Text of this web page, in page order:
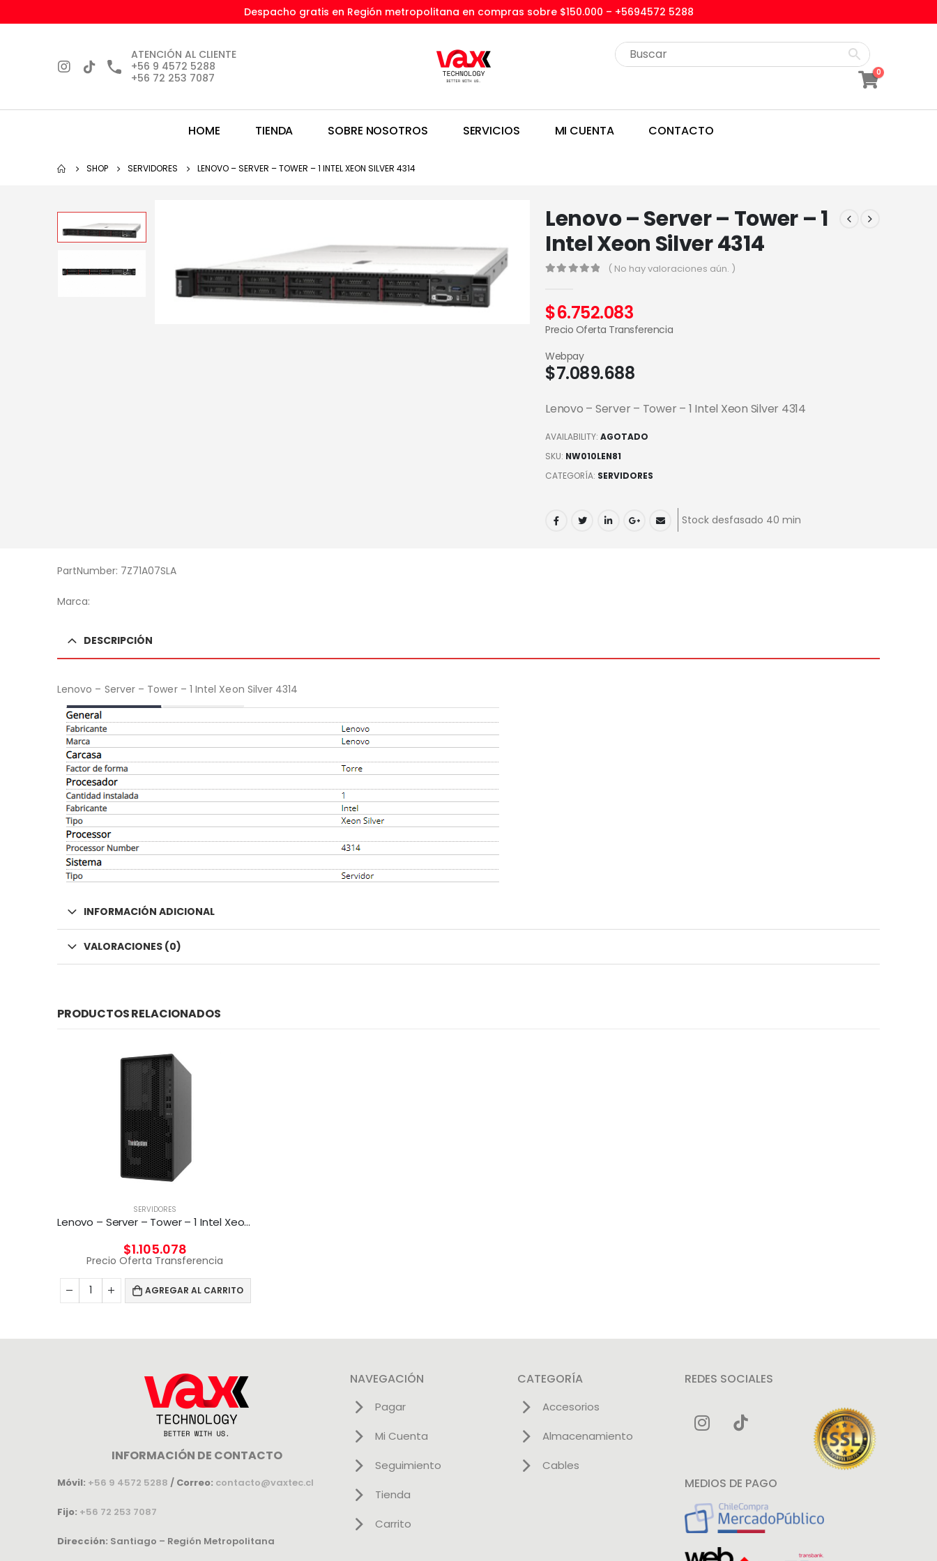
Despacho gratis en Región metropolitana en compras sobre $150.000 – +5694572 5288
ATENCIÓN AL CLIENTE
+56 9 4572 5288
+56 72 253 7087
0
HOME TIENDA SOBRE NOSOTROS SERVICIOS MI CUENTA CONTACTO
SHOP SERVIDORES LENOVO – SERVER – TOWER – 1 INTEL XEON SILVER 4314
Lenovo – Server – Tower – 1
Intel Xeon Silver 4314
( No hay valoraciones aún. )
$6.752.083
Precio Oferta Transferencia
$7.089.688
Webpay
Lenovo – Server – Tower – 1 Intel Xeon Silver 4314
AVAILABILITY: AGOTADO
SKU: NW010LEN81
CATEGORÍA: SERVIDORES
Stock desfasado 40 min
PartNumber: 7Z71A07SLA
Marca:
DESCRIPCIÓN
Lenovo – Server – Tower – 1 Intel Xeon Silver 4314
INFORMACIÓN ADICIONAL
VALORACIONES (0)
PRODUCTOS RELACIONADOS
SERVIDORES
Lenovo – Server – Tower – 1 Intel Xeon E-2324G
$1.105.078
Precio Oferta Transferencia
AGREGAR AL CARRITO
INFORMACIÓN DE CONTACTO
Móvil: +56 9 4572 5288 / Correo: contacto@vaxtec.cl
Fijo: +56 72 253 7087
Dirección: Santiago – Región Metropolitana
NAVEGACIÓN
Pagar
Mi Cuenta
Seguimiento
Tienda
Carrito
CATEGORÍA
Accesorios
Almacenamiento
Cables
REDES SOCIALES
MEDIOS DE PAGO